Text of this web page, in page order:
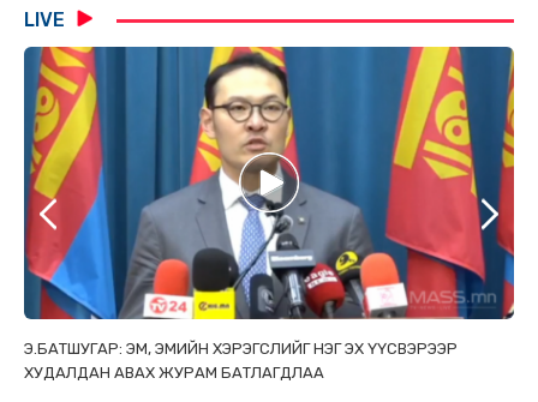
LIVE
Э.БАТШУГАР: ЭМ, ЭМИЙН ХЭРЭГСЛИЙГ НЭГ ЭХ ҮҮСВЭРЭЭР
ХУДАЛДАН АВАХ ЖУРАМ БАТЛАГДЛАА